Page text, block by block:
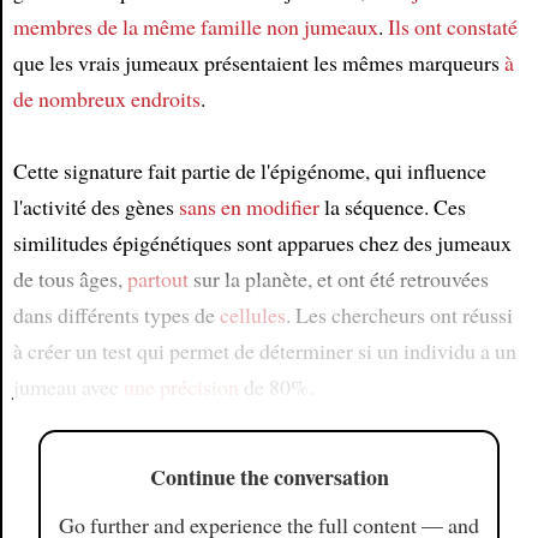
membres de la même famille non jumeaux. Ils ont constaté
que les vrais jumeaux présentaient les mêmes marqueursà
de nombreux endroits.
Cette signature fait partie de l'épigénome, qui influence
l'activité des gènes sans en modifierla séquence. Ces
similitudes épigénétiques sont apparues chez des jumeaux
de tous âges, partoutsur la planète, et ont été retrouvées
dans différents types decellules. Les chercheurs ont réussi
à créer un test qui permet de déterminer si un individu a un
jumeau avec une précision de 80%.
Continue the conversation
Go further and experience the full content — and